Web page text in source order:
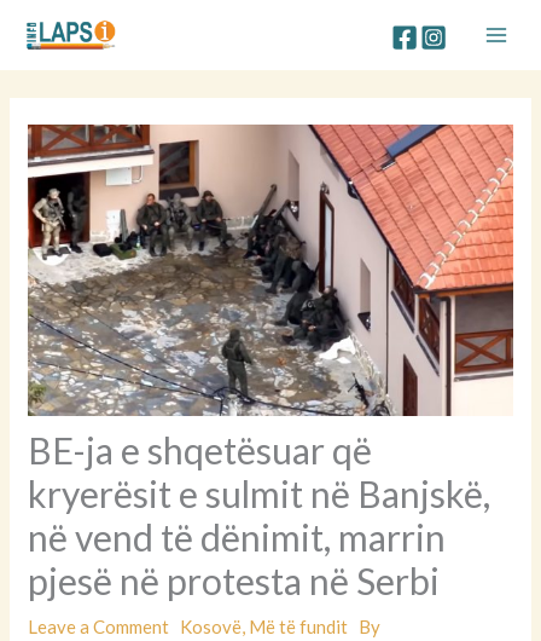
content
BE-ja e shqetësuar që
kryerësit e sulmit në Banjskë,
në vend të dënimit, marrin
pjesë në protesta në Serbi
Leave a Comment Kosovë, Më të fundit By